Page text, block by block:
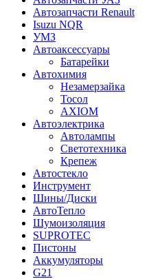
Автозапчасти Renault
Isuzu NQR
УМЗ
Автоаксессуары
Батарейки
Автохимия
Незамерзайка
Тосол
AXIOM
Автоэлектрика
Автолампы
Светотехника
Крепеж
Автостекло
Инструмент
Шины/Диски
АвтоТепло
Шумоизоляция
SUPROTEC
Пистоны
Аккумуляторы
G21